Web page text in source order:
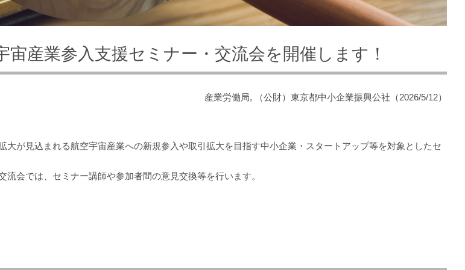
産業参入支援セミナー・交流会を開催します！
産業労働局, （公財）東京都中小企業振興公社（2026/5/12）
が見込まれる航空宇宙産業への新規参入や取引拡大を目指す中小企業・スタートアップ等を対象としたセ
会では、セミナー講師や参加者間の意見交換等を行います。